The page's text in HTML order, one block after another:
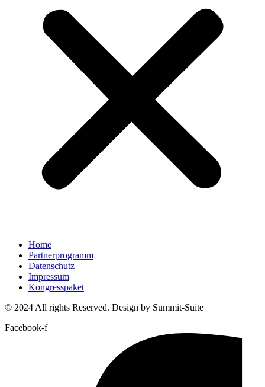
Home
Partnerprogramm
Datenschutz
Impressum
Kongresspaket
© 2024 All rights Reserved. Design by Summit-Suite
Facebook-f